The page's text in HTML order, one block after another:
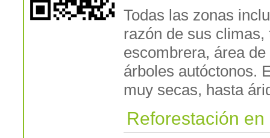
Todas las zonas
razón de sus
escombrera, área
árboles autóctonos.
muy secas, hasta
Reforestación